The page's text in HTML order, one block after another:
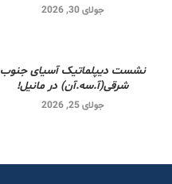
جولای 30, 2026
نشست دیپلماتیک آسیای جنوب
شرقی‌(آ.سه.آن) در مانیل!
جولای 25, 2026